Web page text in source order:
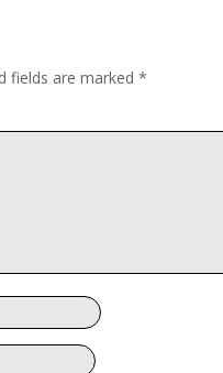
fields are marked *